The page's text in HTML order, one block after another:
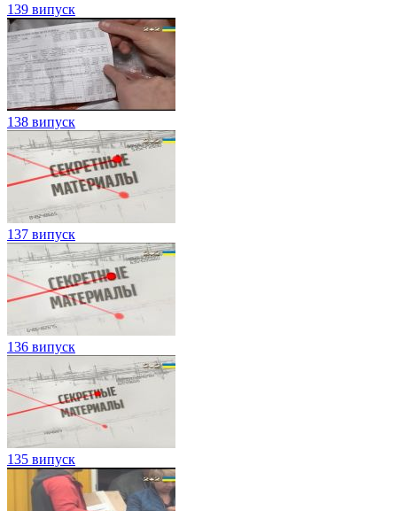
139 випуск
138 випуск
137 випуск
136 випуск
135 випуск